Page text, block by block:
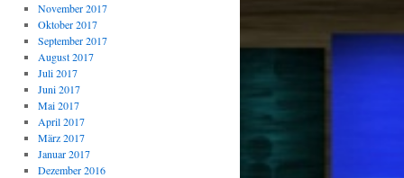
November 2017
Oktober 2017
September 2017
August 2017
Juli 2017
Juni 2017
Mai 2017
April 2017
März 2017
Januar 2017
Dezember 2016